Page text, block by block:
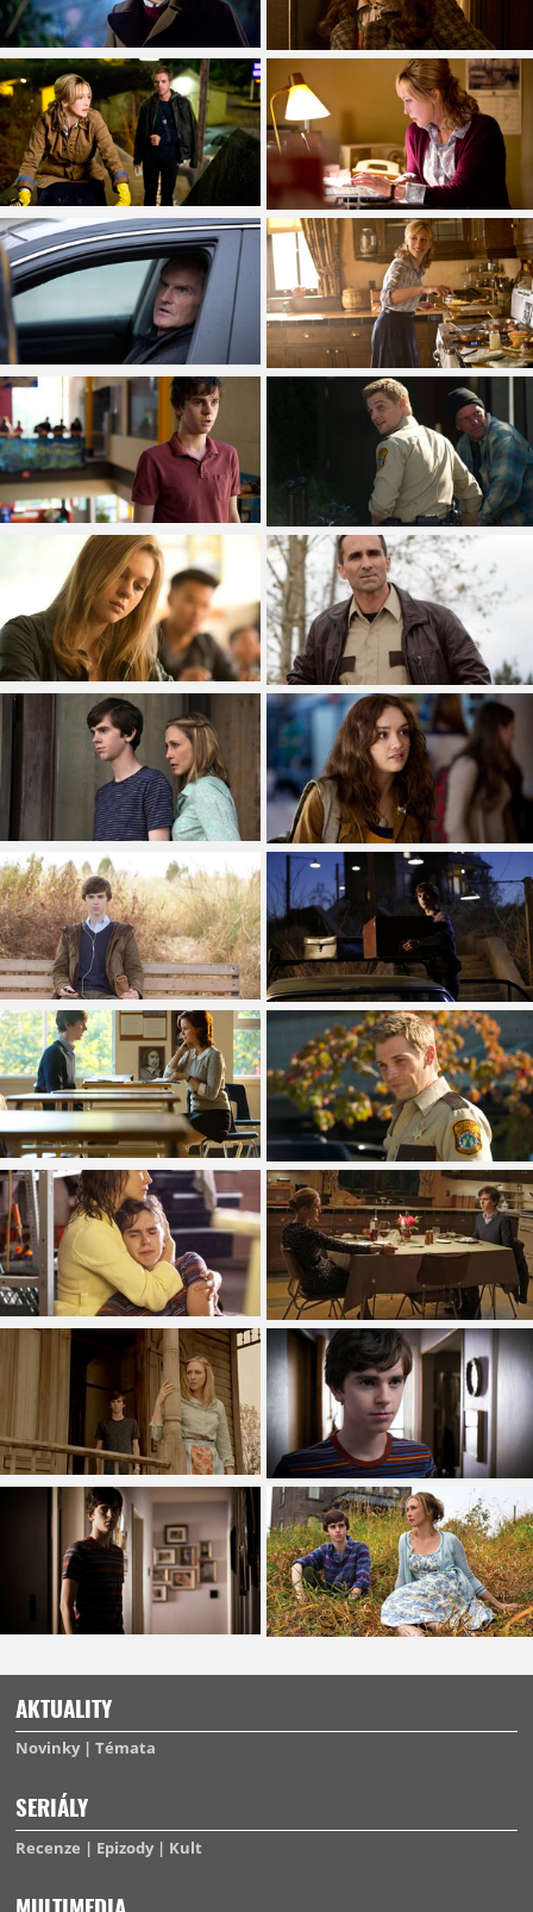
AKTUALITY
Novinky Témata
SERIÁLY
Recenze Epizody Kult